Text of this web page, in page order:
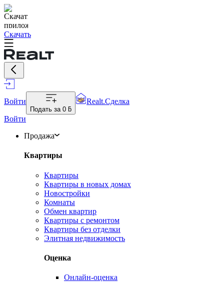
Скачать
Войти
Подать за 0 ƃ
Realt.Сделка
Войти
Продажа
Квартиры
Квартиры
Квартиры в новых домах
Новостройки
Комнаты
Обмен квартир
Квартиры с ремонтом
Квартиры без отделки
Элитная недвижимость
Оценка
Онлайн-оценка